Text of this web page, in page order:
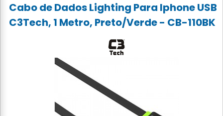
Cabo de Dados Lighting Para Iphone USB
C3Tech, 1 Metro, Preto/Verde - CB-110BK